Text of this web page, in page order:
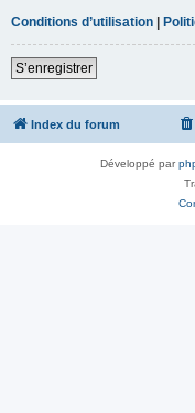
Conditions d’utilisation |
S’enregistrer
Index du forum
Développé par